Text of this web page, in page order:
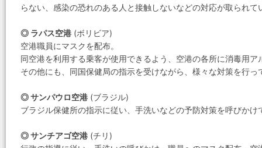
らない、感染の恐れのある人と接触しないなどの対応が取られて
◎ ラパス空港 (ボリビア)
空港職員にマスクを配布。
同空港を利用する乗客が使用できるよう、空港の各所に消毒用
その他にも、同国保健局の指示を受けながら、様々な対策を行っ
◎ サンパウロ空港 (ブラジル)
ブラジル保健所の指示に従い、手洗いなどの予防対策を呼びかけ
◎ サンチアゴ空港 (チリ)